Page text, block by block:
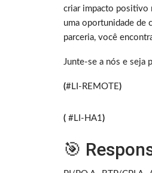
criar impacto positivo
uma oportunidade de
parceria, você
Junte-se a nós e seja
(#LI-REMOTE)
( #LI-HA1)
🎯